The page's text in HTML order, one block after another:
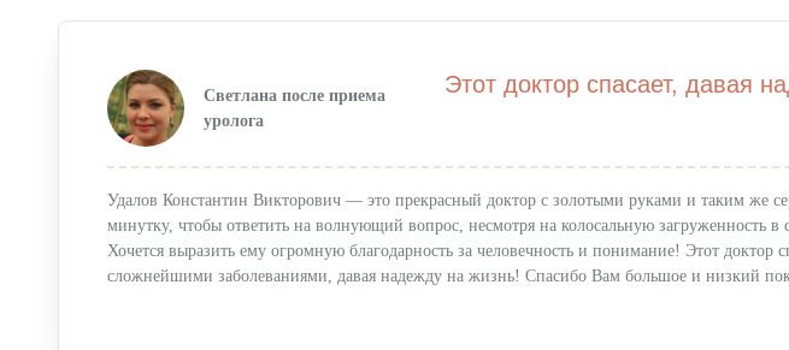
Информация о медицинской организации
Вакансии
Пластическая хирургия
Увеличение груди
Светлана после приема
уролога
Этот доктор спасает, давая
Удалов Константин Викторович — это прекрасный доктор с золотыми руками и таким же
минутку, чтобы ответить на волнующий вопрос, несмотря на колосальную загруженность в
Хочется выразить ему огромную благодарность за человечность и понимание! Этот доктор
сложнейшими заболеваниями, давая надежду на жизнь! Спасибо Вам большое и низкий